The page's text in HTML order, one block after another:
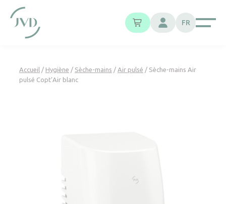
FR
Accueil / Hygiène / Sèche-mains / Air pulsé / Sèche-mains Air
pulsé Copt’Air blanc
Panneau de gestion des cookies